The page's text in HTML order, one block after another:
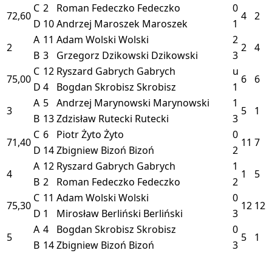
72,60
C 2 Roman Fedeczko Fedeczko 0
4 2
D 10Andrzej Maroszek Maroszek
1
2
A 11 Adam Wolski Wolski 2
2 4
B 3 Grzegorz Dzikowski Dzikowski
3
75,00
C 12 Ryszard Gabrych Gabrych u
6 6
D 4 Bogdan Skrobisz Skrobisz
1
3
A 5 Andrzej Marynowski Marynowski 1
5 1
B 13Zdzisław Rutecki Rutecki
3
71,40
C 6 Piotr Żyto Żyto 0
11 7
D 14Zbigniew Bizoń Bizoń
2
4
A 12 Ryszard Gabrych Gabrych 1
1 5
B 2 Roman Fedeczko Fedeczko
2
75,30
C 11 Adam Wolski Wolski 0
12 12
D 1 Mirosław Berliński Berliński
3
5
A 4 Bogdan Skrobisz Skrobisz 0
5 1
B 14Zbigniew Bizoń Bizoń
3